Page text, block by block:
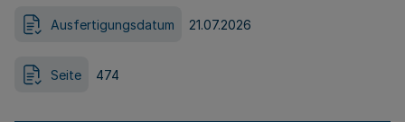
Ausfertigungsdatum 21.07.2026
Seite 474